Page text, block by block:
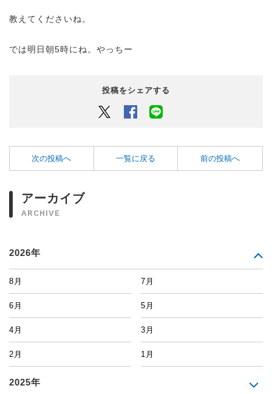
教えてくださいね。
では明日朝5時にね。やっちー
投稿をシェアする
Twitter Facebook
次の投稿へ 一覧に戻る 前の投稿へ
アーカイブ
ARCHIVE
2026年
8月 7月
6月 5月
4月 3月
2月 1月
2025年